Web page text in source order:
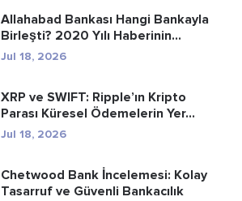
Allahabad Bankası Hangi Bankayla
Birleşti? 2020 Yılı Haberinin...
Jul 18, 2026
XRP ve SWIFT: Ripple’ın Kripto
Parası Küresel Ödemelerin Yer...
Jul 18, 2026
Chetwood Bank İncelemesi: Kolay
Tasarruf ve Güvenli Bankacılık